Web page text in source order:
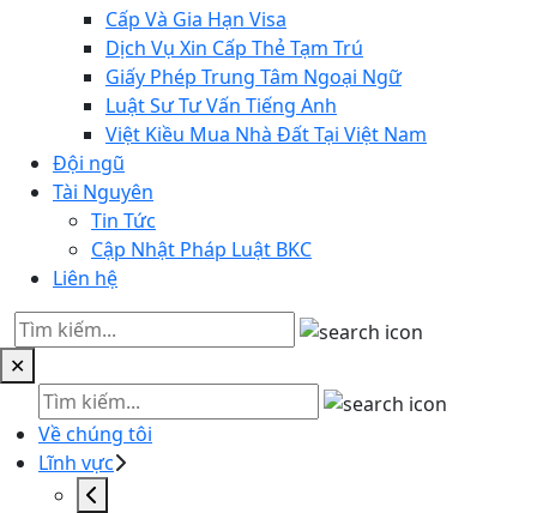
Cấp Và Gia Hạn Visa
Dịch Vụ Xin Cấp Thẻ Tạm Trú
Giấy Phép Trung Tâm Ngoại Ngữ
Luật Sư Tư Vấn Tiếng Anh
Việt Kiều Mua Nhà Đất Tại Việt Nam
Đội ngũ
Tài Nguyên
Tin Tức
Cập Nhật Pháp Luật BKC
Liên hệ
✕
Về chúng tôi
Lĩnh vực